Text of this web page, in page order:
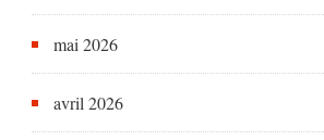
mai 2026
avril 2026